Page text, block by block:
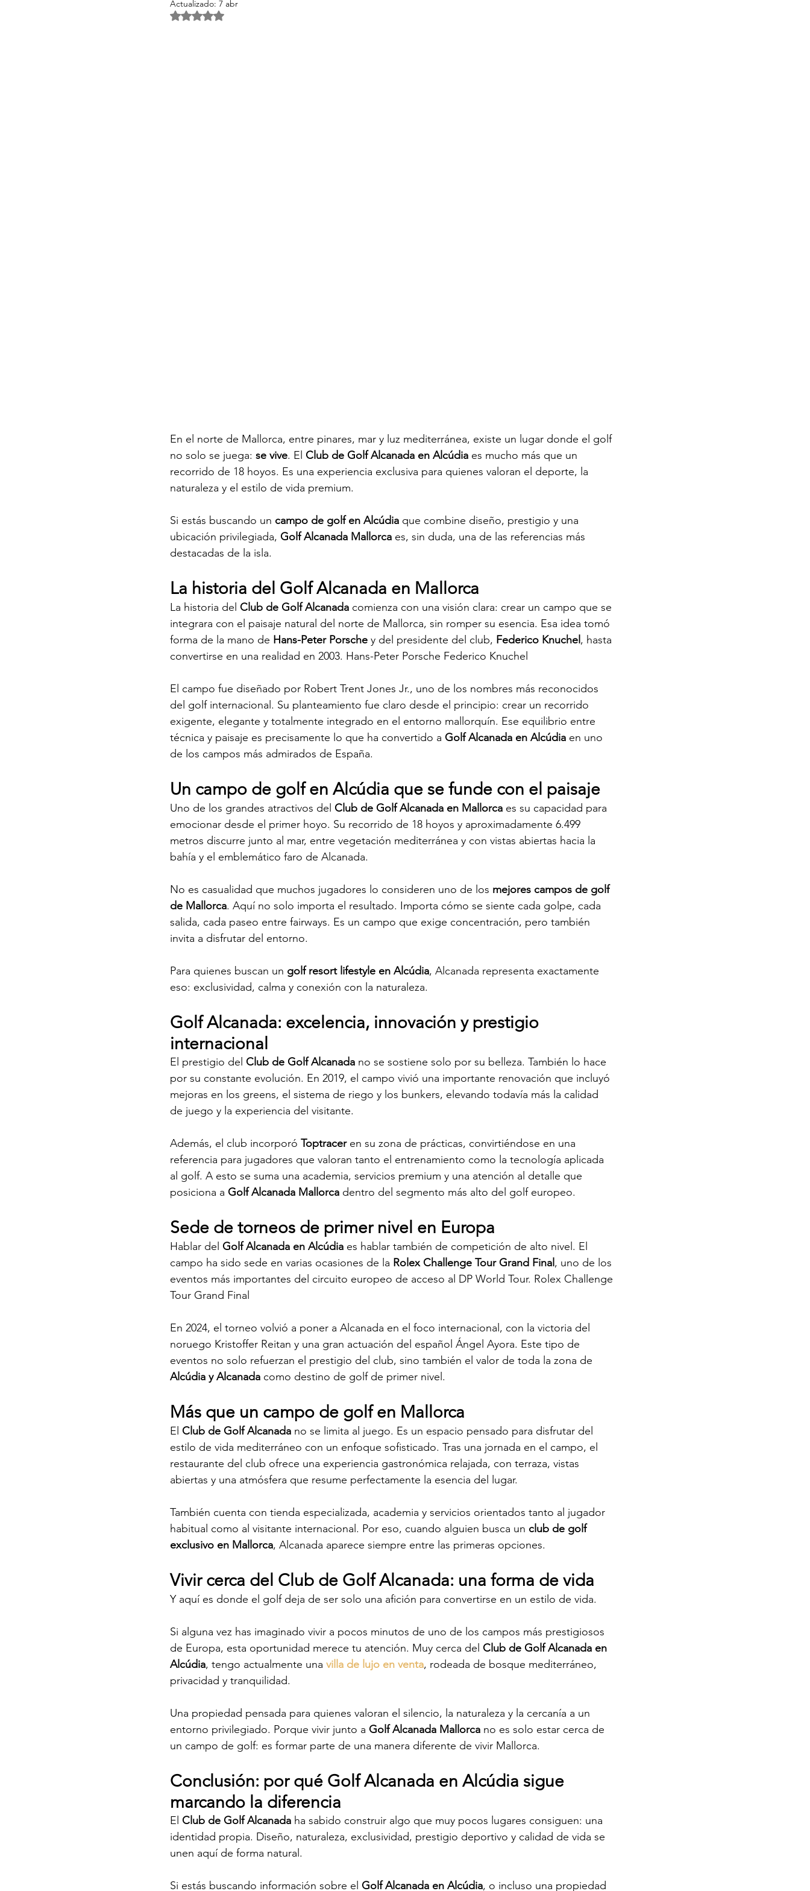
Actualizado: 7 abr
Obtuvo NaN de 5 estrellas.
En el norte de Mallorca, entre pinares, mar y luz mediterránea, existe un lugar donde el golf
no solo se juega: se vive. El Club de Golf Alcanada en Alcúdia es mucho más que un
recorrido de 18 hoyos. Es una experiencia exclusiva para quienes valoran el deporte, la
naturaleza y el estilo de vida premium.
Si estás buscando un campo de golf en Alcúdia que combine diseño, prestigio y una
ubicación privilegiada, Golf Alcanada Mallorca es, sin duda, una de las referencias más
destacadas de la isla.
La historia del Golf Alcanada en Mallorca
La historia del Club de Golf Alcanada comienza con una visión clara: crear un campo que se
integrara con el paisaje natural del norte de Mallorca, sin romper su esencia. Esa idea tomó
forma de la mano de Hans-Peter Porsche y del presidente del club, Federico Knuchel , hasta
convertirse en una realidad en 2003. Hans-Peter Porsche Federico Knuchel
El campo fue diseñado por Robert Trent Jones Jr., uno de los nombres más reconocidos
del golf internacional. Su planteamiento fue claro desde el principio: crear un recorrido
exigente, elegante y totalmente integrado en el entorno mallorquín. Ese equilibrio entre
técnica y paisaje es precisamente lo que ha convertido a Golf Alcanada en Alcúdia en uno
de los campos más admirados de España.
Un campo de golf en Alcúdia que se funde con el paisaje
Uno de los grandes atractivos del Club de Golf Alcanada en Mallorca es su capacidad para
emocionar desde el primer hoyo. Su recorrido de 18 hoyos y aproximadamente 6.499
metros discurre junto al mar, entre vegetación mediterránea y con vistas abiertas hacia la
bahía y el emblemático faro de Alcanada.
No es casualidad que muchos jugadores lo consideren uno de los mejores campos de golf
de Mallorca. Aquí no solo importa el resultado. Importa cómo se siente cada golpe, cada
salida, cada paseo entre fairways. Es un campo que exige concentración, pero también
invita a disfrutar del entorno.
Para quienes buscan un golf resort lifestyle en Alcúdia, Alcanada representa exactamente
eso: exclusividad, calma y conexión con la naturaleza.
Golf Alcanada: excelencia, innovación y prestigio
internacional
El prestigio del Club de Golf Alcanada no se sostiene solo por su belleza. También lo hace
por su constante evolución. En 2019, el campo vivió una importante renovación que incluyó
mejoras en los greens, el sistema de riego y los bunkers, elevando todavía más la calidad
de juego y la experiencia del visitante.
Además, el club incorporó Toptracer en su zona de prácticas, convirtiéndose en una
referencia para jugadores que valoran tanto el entrenamiento como la tecnología aplicada
al golf. A esto se suma una academia, servicios premium y una atención al detalle que
posiciona a Golf Alcanada Mallorca dentro del segmento más alto del golf europeo.
Sede de torneos de primer nivel en Europa
Hablar del Golf Alcanada en Alcúdia es hablar también de competición de alto nivel. El
campo ha sido sede en varias ocasiones de la Rolex Challenge Tour Grand Final , uno de los
eventos más importantes del circuito europeo de acceso al DP World Tour. Rolex Challenge
Tour Grand Final
En 2024, el torneo volvió a poner a Alcanada en el foco internacional, con la victoria del
noruego Kristoffer Reitan y una gran actuación del español Ángel Ayora. Este tipo de
eventos no solo refuerzan el prestigio del club, sino también el valor de toda la zona de
Alcúdia y Alcanada como destino de golf de primer nivel.
Más que un campo de golf en Mallorca
El Club de Golf Alcanada no se limita al juego. Es un espacio pensado para disfrutar del
estilo de vida mediterráneo con un enfoque sofisticado. Tras una jornada en el campo, el
restaurante del club ofrece una experiencia gastronómica relajada, con terraza, vistas
abiertas y una atmósfera que resume perfectamente la esencia del lugar.
También cuenta con tienda especializada, academia y servicios orientados tanto al jugador
habitual como al visitante internacional. Por eso, cuando alguien busca un club de golf
exclusivo en Mallorca, Alcanada aparece siempre entre las primeras opciones.
Vivir cerca del Club de Golf Alcanada: una forma de vida
Y aquí es donde el golf deja de ser solo una afición para convertirse en un estilo de vida.
Si alguna vez has imaginado vivir a pocos minutos de uno de los campos más prestigiosos
de Europa, esta oportunidad merece tu atención. Muy cerca del Club de Golf Alcanada en
Alcúdia, tengo actualmente una villa de lujo en venta, rodeada de bosque mediterráneo,
privacidad y tranquilidad.
Una propiedad pensada para quienes valoran el silencio, la naturaleza y la cercanía a un
entorno privilegiado. Porque vivir junto a Golf Alcanada Mallorca no es solo estar cerca de
un campo de golf: es formar parte de una manera diferente de vivir Mallorca.
Conclusión: por qué Golf Alcanada en Alcúdia sigue
marcando la diferencia
El Club de Golf Alcanada ha sabido construir algo que muy pocos lugares consiguen: una
identidad propia. Diseño, naturaleza, exclusividad, prestigio deportivo y calidad de vida se
unen aquí de forma natural.
Si estás buscando información sobre el Golf Alcanada en Alcúdia, o incluso una propiedad